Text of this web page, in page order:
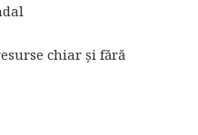
chiar și fără